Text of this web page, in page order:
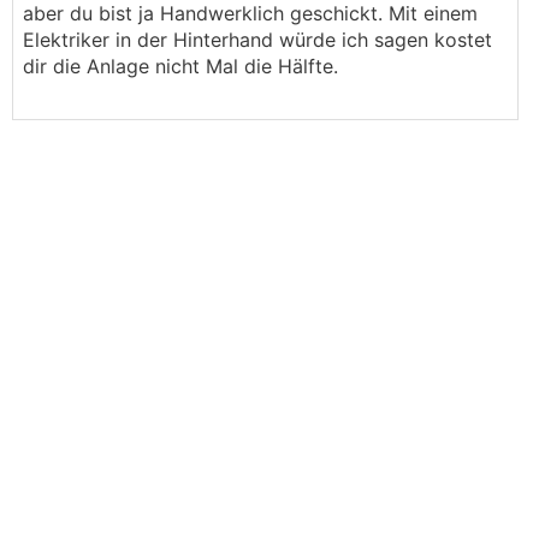
aber du bist ja Handwerklich geschickt. Mit einem
Elektriker in der Hinterhand würde ich sagen kostet
dir die Anlage nicht Mal die Hälfte.